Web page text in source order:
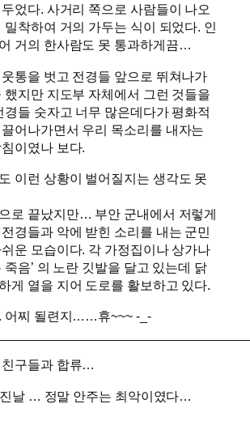
었다. 사거리 쪽으로 사람들이 나오
밀착하여 거의 가두는 식이 되었다. 인
거의 한사람도 못 통과하게끔…
통을 벗고 전경들 앞으로 뛰쳐나가
했지만 지도부 자체에서 그런 것들을
경들 숫자고 너무 많은데다가 평화적
어나가면서 우리 목소리를 내자는
이였나 보다.
이런 상황이 벌어질지는 생각도 못
로 끝났지만… 부안 군내에서 저렇게
경들과 악에 받힌 소리를 내는 군민
운 모습이다. 각 가정집이나 상가나
죽음’ 의 노란 깃발을 달고 있는데 닭
게 열을 지어 도로를 활보하고 있다.
어찌 될련지……휴~~~ -_-
친구들과 합류…
날 … 정말 안주는 최악이였다…